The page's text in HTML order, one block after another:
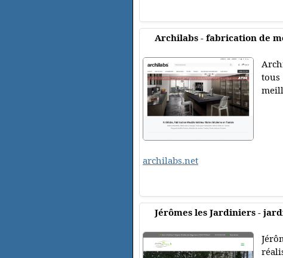
Archilabs - fabrication de
archilabs.net
Jérômes les Jardiniers -